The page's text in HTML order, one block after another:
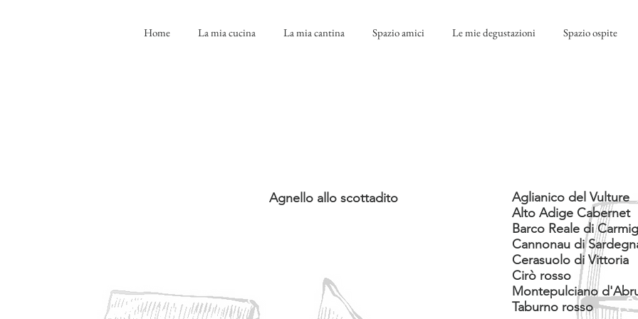
Home La mia cucina La mia cantina Spazio amici Le mie degustazioni Spazio ospite
Agnello allo scottadito
Aglianico del Vulture
Alto Adige Cabernet
Barco Reale di
Cannonau di
Cerasuolo di Vittoria
Cirò rosso
Montepulciano
Taburno rosso